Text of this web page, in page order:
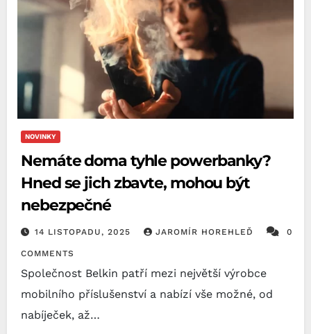
NOVINKY
Nemáte doma tyhle powerbanky?
Hned se jich zbavte, mohou být
nebezpečné
14 LISTOPADU, 2025 JAROMÍR HOREHLEĎ 0
COMMENTS
Společnost Belkin patří mezi největší výrobce
mobilního příslušenství a nabízí vše možné, od
nabíječek, až…